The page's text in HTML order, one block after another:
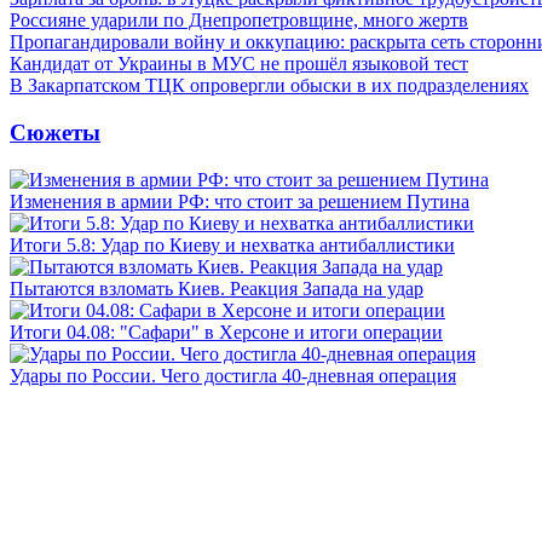
Россияне ударили по Днепропетровщине, много жертв
Пропагандировали войну и оккупацию: раскрыта сеть
Кандидат от Украины в МУС не прошёл языковой тест
В Закарпатском ТЦК опровергли обыски в их подразделениях
Сюжеты
Изменения в армии РФ: что стоит за решением Путина
Итоги 5.8: Удар по Киеву и нехватка антибаллистики
Пытаются взломать Киев. Реакция Запада на удар
Итоги 04.08: "Сафари" в Херсоне и итоги операции
Удары по России. Чего достигла 40-дневная операция